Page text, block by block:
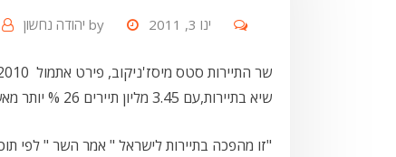
by יהודה נחשון ינו 3, 2011
שיא בתיירות,עם 3.45 מליון תיירים 26 % יותר מאשתקד.